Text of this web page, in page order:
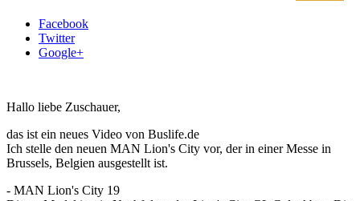
Facebook
Twitter
Google+
Hallo liebe Zuschauer,
das ist ein neues Video von Buslife.de
Ich stelle den neuen MAN Lion's City vor, der in einer Messe in
Brussels, Belgien ausgestellt ist.
- MAN Lion's City 19